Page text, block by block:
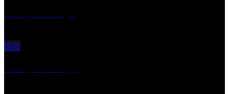
風景